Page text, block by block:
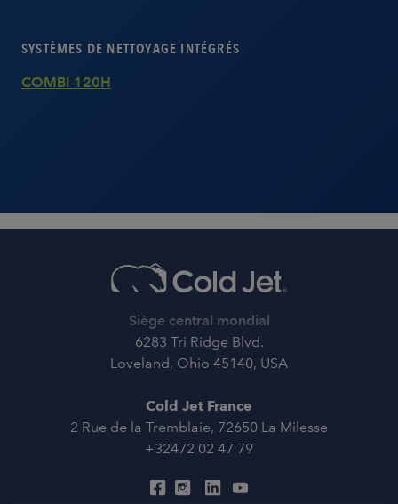
SYSTÈMES DE NETTOYAGE INTÉGRÉS
COMBI 120H
Siège central mondial
6283 Tri Ridge Blvd.
Loveland, Ohio 45140, USA
Cold Jet France
2 Rue de la Tremblaie, 72650 La Milesse
+32472 02 47 79